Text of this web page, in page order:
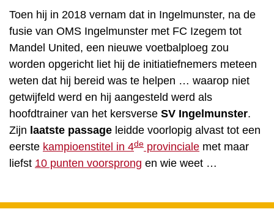
Toen hij in 2018 vernam dat in Ingelmunster, na de
fusie van OMS Ingelmunster met FC Izegem tot
Mandel United, een nieuwe voetbalploeg zou
worden opgericht liet hij de initiatiefnemers meteen
weten dat hij bereid was te helpen … waarop niet
getwijfeld werd en hij aangesteld werd als
hoofdtrainer van het kersverse SV Ingelmunster.
Zijn laatste passage leidde voorlopig alvast tot een
eerste kampioenstitel in 4de provinciale met maar
liefst 10 punten voorsprong en wie weet …